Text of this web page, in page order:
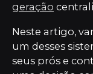
geração
Neste artigo,
um desses
seus prós e